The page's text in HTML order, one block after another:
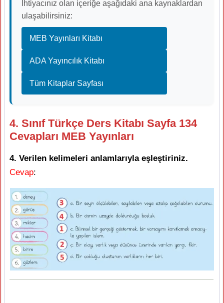
İhtiyacınız olan içeriğe aşağıdaki ana kaynaklardan
ulaşabilirsiniz:
MEB Yayınları Kitabı
ADA Yayıncılık Kitabı
Tüm Kitaplar Sayfası
4. Sınıf Türkçe Ders Kitabı Sayfa 134
Cevapları MEB Yayınları
4. Verilen kelimeleri anlamlarıyla eşleştiriniz.
Cevap: